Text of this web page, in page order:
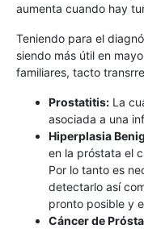
aumenta cuando hay
Teniendo para el
siendo más útil en
familiares, tacto
Prostatitis: La
asociada a una
Hiperplasia
en la próstata el
Por lo tanto es
detectarlo así
pronto posible y
Cáncer de